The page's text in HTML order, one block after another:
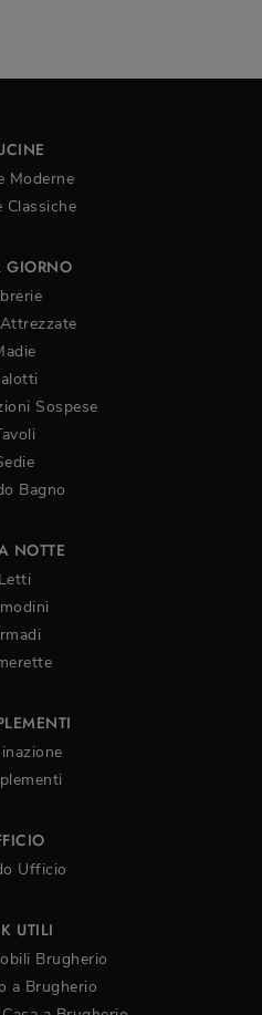
Moderne
Classiche
GIORNO
Sospese
Bagno
NOTTE
Letti
Ufficio
UTILI
Brugherio
a Brugherio